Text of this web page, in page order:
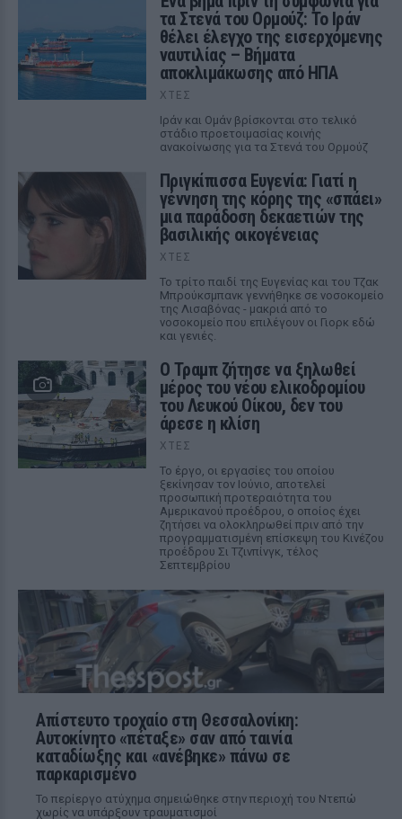
τα Στενά του Ορμούζ: Το Ιράν
θέλει έλεγχο της εισερχόμενης
ναυτιλίας – Βήματα
αποκλιμάκωσης από ΗΠΑ
ΧΤΕΣ
Ιράν και Ομάν βρίσκονται στο τελικό
στάδιο προετοιμασίας κοινής
ανακοίνωσης για τα Στενά του Ορμούζ
Πριγκίπισσα Ευγενία: Γιατί η
γέννηση της κόρης της «σπάει»
μια παράδοση δεκαετιών της
βασιλικής οικογένειας
ΧΤΕΣ
Το τρίτο παιδί της Ευγενίας και του Τζακ
Μπρούκσμπανκ γεννήθηκε σε νοσοκομείο
της Λισαβόνας - μακριά από το
νοσοκομείο που επιλέγουν οι Γιορκ εδώ
και γενιές.
Ο Τραμπ ζήτησε να ξηλωθεί
μέρος του νέου ελικοδρομίου
του Λευκού Οίκου, δεν του
άρεσε η κλίση
ΧΤΕΣ
Το έργο, οι εργασίες του οποίου
ξεκίνησαν τον Ιούνιο, αποτελεί
προσωπική προτεραιότητα του
Αμερικανού προέδρου, ο οποίος έχει
ζητήσει να ολοκληρωθεί πριν από την
προγραμματισμένη επίσκεψη του Κινέζου
προέδρου Σι Τζινπίνγκ, τέλος
Σεπτεμβρίου
Απίστευτο τροχαίο στη Θεσσαλονίκη:
Αυτοκίνητο «πέταξε» σαν από ταινία
καταδίωξης και «ανέβηκε» πάνω σε
παρκαρισμένο
Το περίεργο ατύχημα σημειώθηκε στην περιοχή του Ντεπώ
χωρίς να υπάρξουν τραυματισμοί